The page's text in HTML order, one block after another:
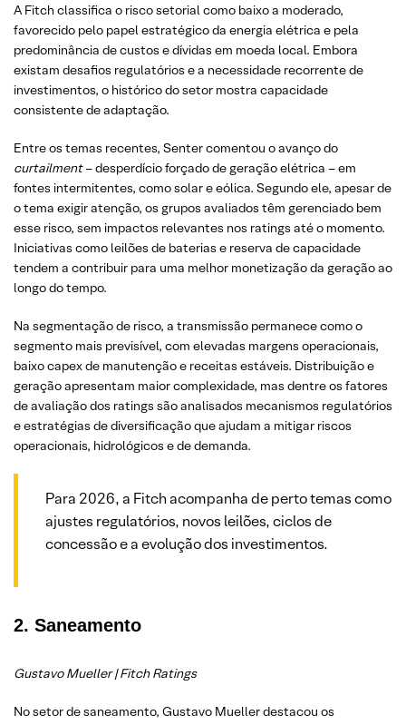
A Fitch classifica o risco setorial como baixo a moderado,
favorecido pelo papel estratégico da energia elétrica e pela
predominância de custos e dívidas em moeda local. Embora
existam desafios regulatórios e a necessidade recorrente de
investimentos, o histórico do setor mostra capacidade
consistente de adaptação.
Entre os temas recentes, Senter comentou o avanço do
curtailment– desperdício forçado de geração elétrica – em
fontes intermitentes, como solar e eólica. Segundo ele, apesar de
o tema exigir atenção, os grupos avaliados têm gerenciado bem
esse risco, sem impactos relevantes nos ratings até o momento.
Iniciativas como leilões de baterias e reserva de capacidade
tendem a contribuir para uma melhor monetização da geração ao
longo do tempo.
Na segmentação de risco, a transmissão permanece como o
segmento mais previsível, com elevadas margens operacionais,
baixo capex de manutenção e receitas estáveis. Distribuição e
geração apresentam maior complexidade, mas dentre os fatores
de avaliação dos ratings são analisados mecanismos regulatórios
e estratégias de diversificação que ajudam a mitigar riscos
operacionais, hidrológicos e de demanda.
Para 2026, a Fitch acompanha de perto temas como
ajustes regulatórios, novos leilões, ciclos de
concessão e a evolução dos investimentos.
2. Saneamento
Gustavo Mueller | Fitch Ratings
No setor de saneamento, Gustavo Mueller destacou os